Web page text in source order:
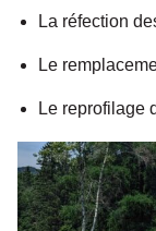
La réfection
Le
Le reprofilage